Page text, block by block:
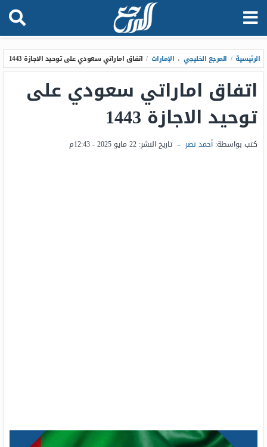
الرئيسية / المرجع الخليجي ، الإمارات / اتفاق اماراتي سعودي على توحيد الاجازة 1443
اتفاق اماراتي سعودي على
توحيد الاجازة 1443
كتب بواسطة: أحمد نصر – تاريخ النشر: 22 مايو 2025 - 12:43م